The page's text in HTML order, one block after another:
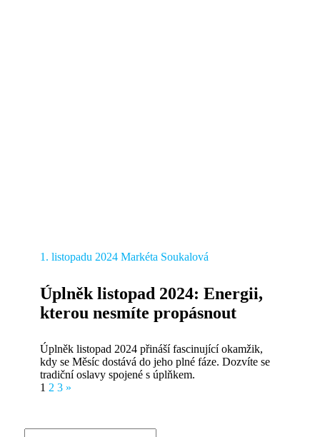
1. listopadu 2024 Markéta Soukalová
Úplněk listopad 2024: Energii,
kterou nesmíte propásnout
Úplněk listopad 2024 přináší fascinující okamžik,
kdy se Měsíc dostává do jeho plné fáze. Dozvíte se
tradiční oslavy spojené s úplňkem.
Stránkování
1 2 3 Next
»